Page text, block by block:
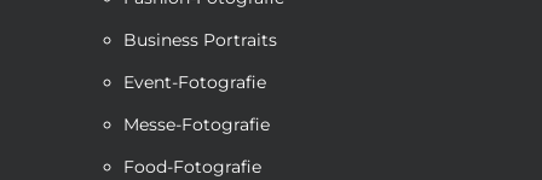
Business Portraits
Event-Fotografie
Messe-Fotografie
Food-Fotografie